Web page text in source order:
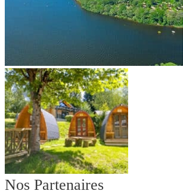
Nos Partenaires